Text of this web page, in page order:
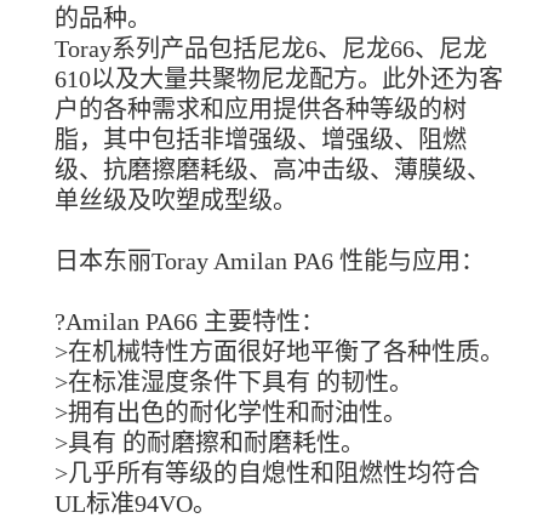
的品种。
Toray系列产品包括尼龙6、尼龙66、尼龙
610以及大量共聚物尼龙配方。此外还为客
户的各种需求和应用提供各种等级的树
脂，其中包括非增强级、增强级、阻燃
级、抗磨擦磨耗级、高冲击级、薄膜级、
单丝级及吹塑成型级。
日本东丽Toray Amilan PA6 性能与应用：
?Amilan PA66 主要特性：
>在机械特性方面很好地平衡了各种性质。
>在标准湿度条件下具有 的韧性。
>拥有出色的耐化学性和耐油性。
>具有 的耐磨擦和耐磨耗性。
>几乎所有等级的自熄性和阻燃性均符合
UL标准94VO。